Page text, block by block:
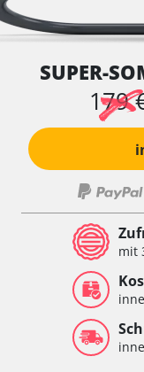
SUPER-
179
mit